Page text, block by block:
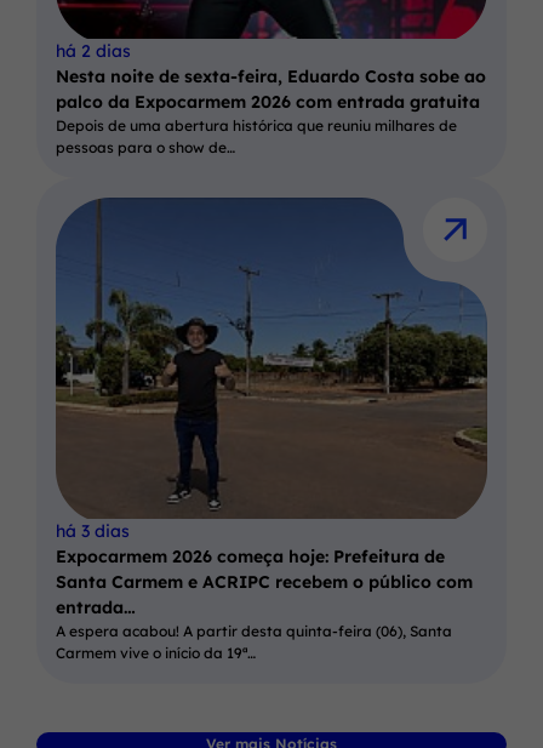
há 2 dias
Nesta noite de sexta-feira, Eduardo Costa sobe ao
palco da Expocarmem 2026 com entrada gratuita
Depois de uma abertura histórica que reuniu milhares de
pessoas para o show de…
há 3 dias
Expocarmem 2026 começa hoje: Prefeitura de
Santa Carmem e ACRIPC recebem o público com
entrada…
A espera acabou! A partir desta quinta-feira (06), Santa
Carmem vive o início da 19ª…
Ver mais Notícias